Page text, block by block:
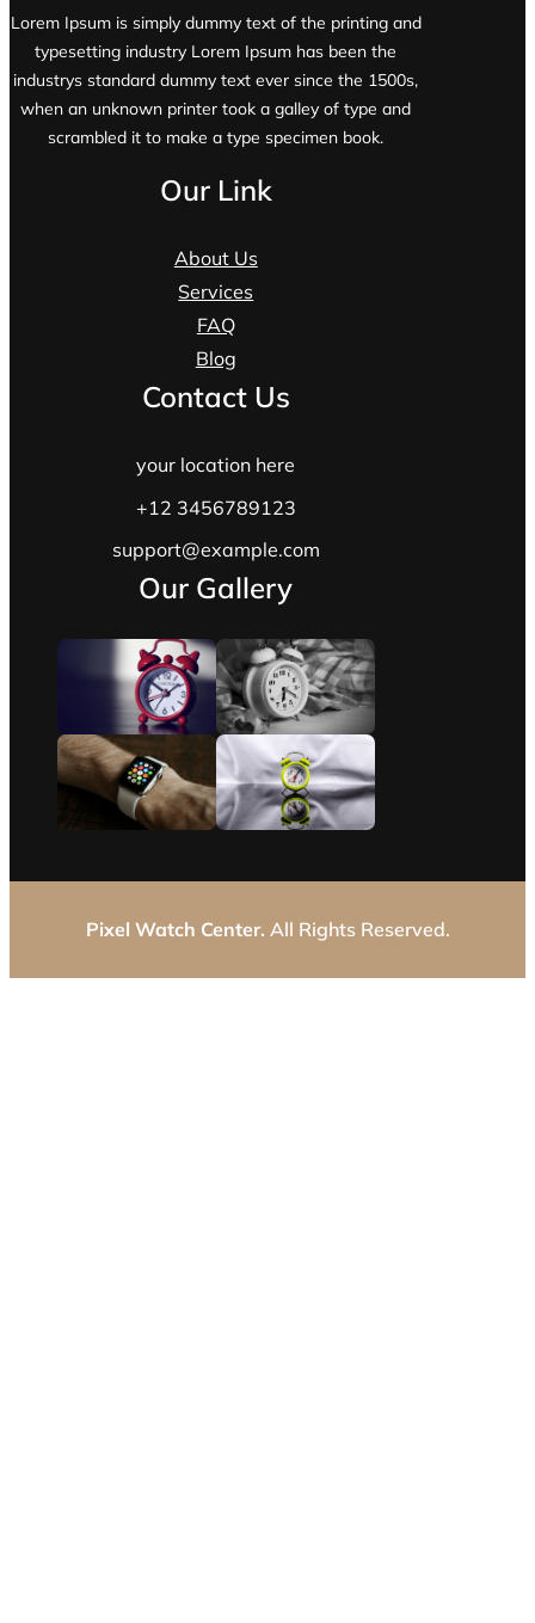
Lorem Ipsum is simply dummy text of the printing and
typesetting industry Lorem Ipsum has been the
industrys standard dummy text ever since the 1500s,
when an unknown printer took a galley of type and
scrambled it to make a type specimen book.
Our Link
About Us
Services
FAQ
Blog
Contact Us
your location here
+12 3456789123
support@example.com
Our Gallery
Pixel Watch Center. All Rights Reserved.